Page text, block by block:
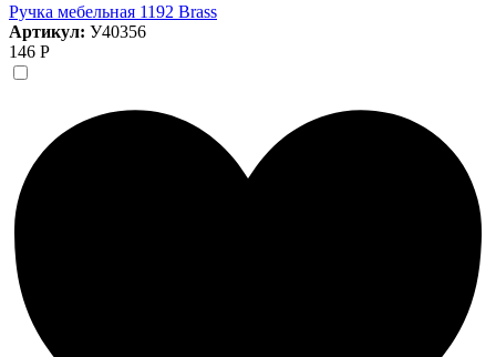
Ручка мебельная 1192 Brass
Артикул: У40356
146 Р